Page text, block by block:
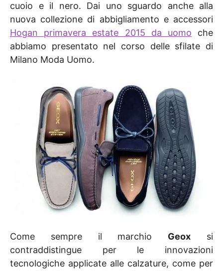
cuoio e il nero. Dai uno sguardo anche alla
nuova collezione di abbigliamento e accessori
Hogan primavera estate 2015 da uomo che
abbiamo presentato nel corso delle sfilate di
Milano Moda Uomo.
Come sempre il marchio Geox si
contraddistingue per le innovazioni
tecnologiche applicate alle calzature, come per